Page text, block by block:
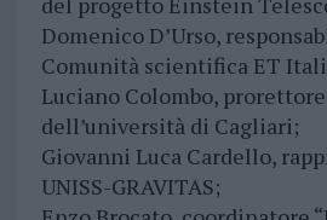
Domenico D’Urso,
Comunità scientifica ET
Luciano Colombo,
dell’università di Cagliari;
Giovanni Luca Cardello,
UNISS-GRAVITAS;